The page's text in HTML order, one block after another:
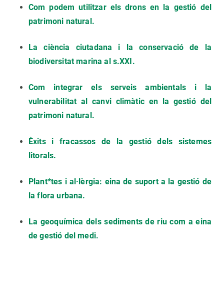
Com podem utilitzar els drons en la gestió del
patrimoni natural.
La ciència ciutadana i la conservació de la
biodiversitat marina al s.XXI.
Com integrar els serveis ambientals i la
vulnerabilitat al canvi climàtic en la gestió del
patrimoni natural.
Èxits i fracassos de la gestió dels sistemes
litorals.
Plant*tes i al·lèrgia: eina de suport a la gestió de
la flora urbana.
La geoquímica dels sediments de riu com a eina
de gestió del medi.